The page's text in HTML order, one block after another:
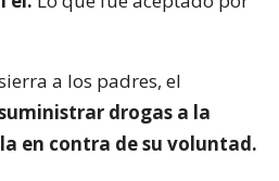
a los padres, el
drogas a la
en contra de su voluntad.